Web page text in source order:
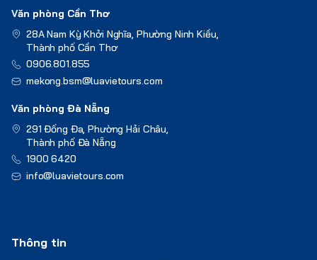
Văn phòng Cần Thơ
28A Nam Kỳ Khởi Nghĩa, Phường Ninh Kiều,
Thành phố Cần Thơ
0906.801.855
mekong.bsm@luavietours.com
Văn phòng Đà Nẵng
291 Đống Đa, Phường Hải Châu,
Thành phố Đà Nẵng
1900 6420
info@luavietours.com
Thông tin